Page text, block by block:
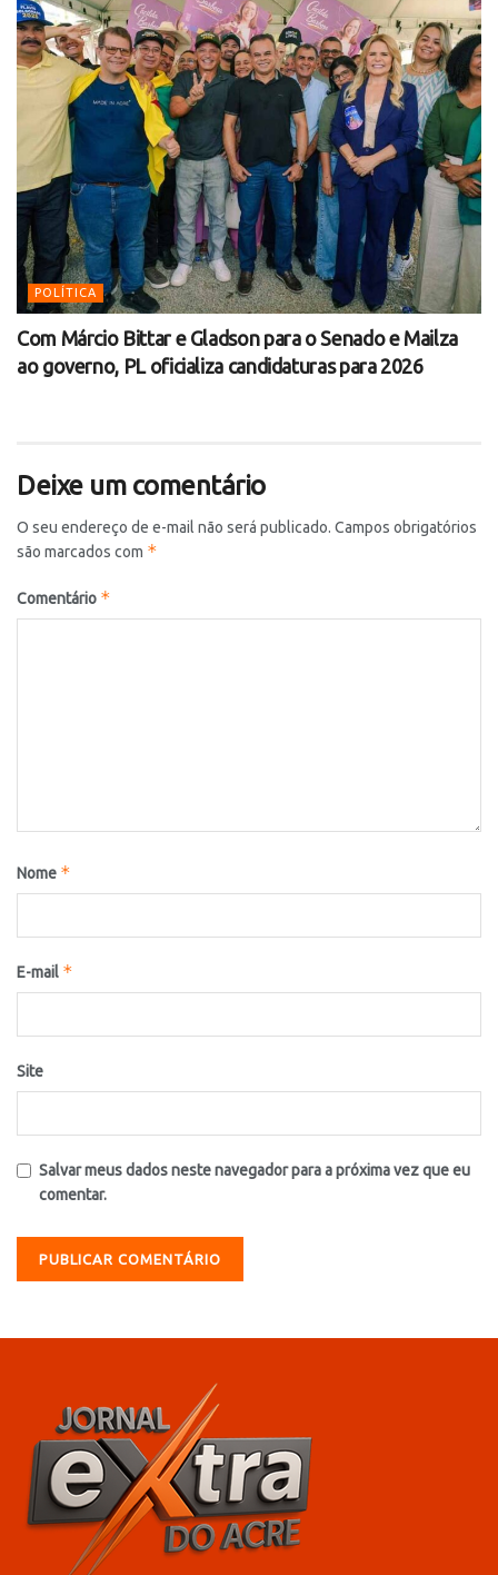
POLÍTICA
Com Márcio Bittar e Gladson para o Senado e Mailza
ao governo, PL oficializa candidaturas para 2026
Deixe um comentário
O seu endereço de e-mail não será publicado. Campos obrigatórios
são marcados com *
Comentário *
Nome *
E-mail *
Site
Salvar meus dados neste navegador para a próxima vez que eu
comentar.